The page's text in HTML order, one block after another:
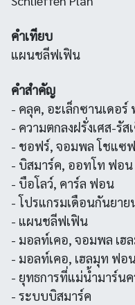
คำเทียบ
แผนชลีฟเฟิน
คำสำคัญ
- คลุค, อะเล็กซานเดอร์
- ความตกลงฝรั่งเศส-รัส
- ชอฟร์, จอมพล โชแซ
- บิสมาร์ค, ออทโท ฟอน
- บือโลว์, คาร์ล ฟอน
- โปรแกรมเดือนกันยา
- แผนชลีฟเฟิน
- มอลท์เคอ, จอมพล เฮ
- มอลท์เคอ, เฮลมุท ฟอ
- ยุทธการที่แม่นํ้ามาร์น
- ระบบบิสมาร์ค